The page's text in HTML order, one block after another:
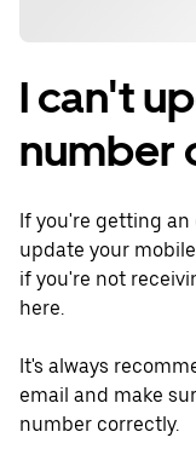
I can't
number
If you're getting
update your
if you're not
here.
It's always
email and make
number correctly.